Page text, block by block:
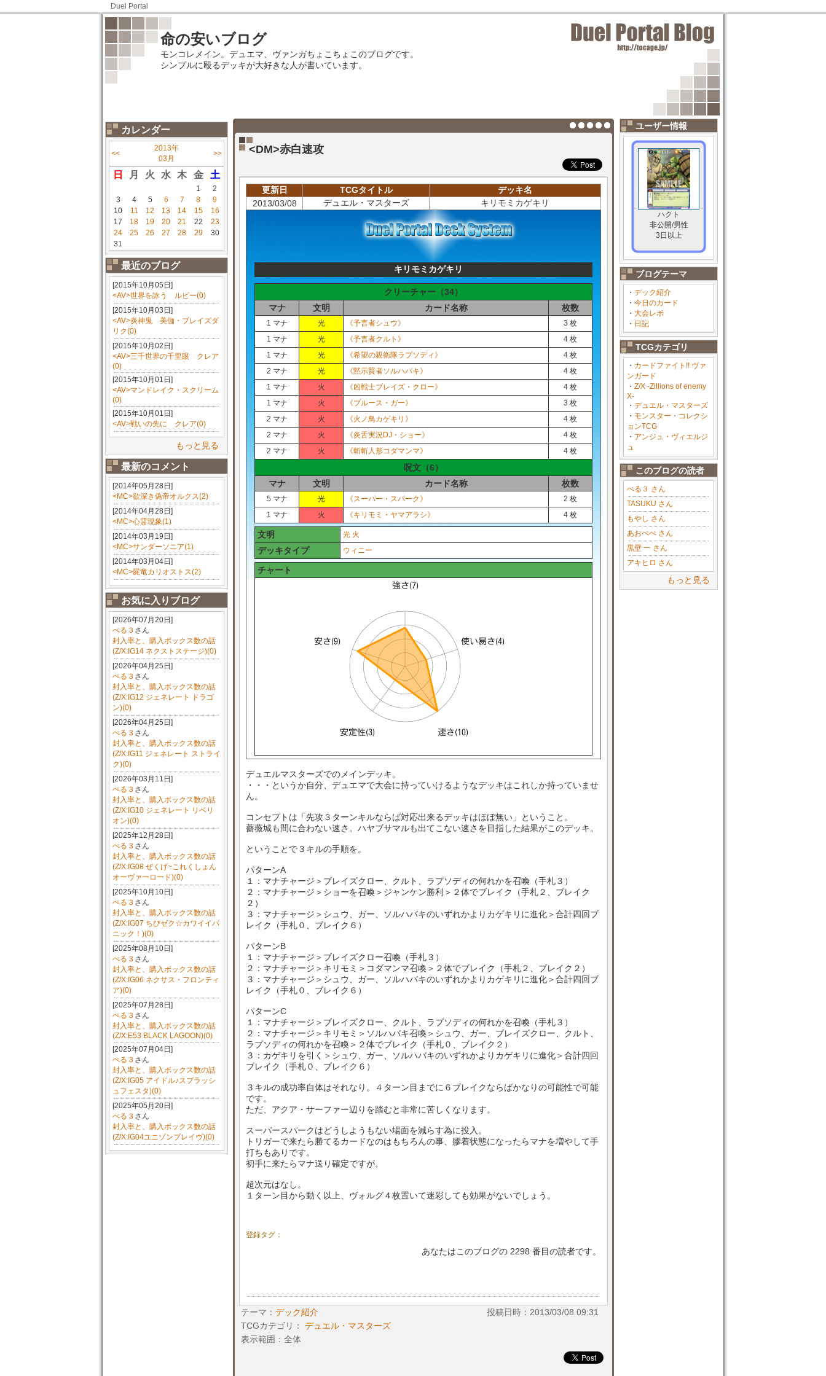
Duel Portal
命の安いブログ
モンコレメイン。デュエマ、ヴァンガちょこちょこのブログです。
シンプルに殴るデッキが大好きな人が書いています。
カレンダー
<<
2013年
03月
>>
日 月 火 水 木 金 土
1
2
3
4 5 6 7 8
9
10
11 12 13 14 15
16
17
18 19 20 21 22
23
24
25 26 27 28 29
30
31
最近のブログ
[2015年10月05日]
<AV>世界を詠う ルビー(0)
[2015年10月03日]
<AV>炎神鬼 美伽・ブレイズダ
リク(0)
[2015年10月02日]
<AV>三千世界の千里眼 クレア
(0)
[2015年10月01日]
<AV>マンドレイク・スクリーム
(0)
[2015年10月01日]
<AV>戦いの先に クレア(0)
もっと見る
最新のコメント
[2014年05月28日]
<MC>欲深き偽帝オルクス(2)
[2014年04月28日]
<MC>心霊現象(1)
[2014年03月19日]
<MC>サンダーソニア(1)
[2014年03月04日]
<MC>屍竜カリオストス(2)
お気に入りブログ
[2026年07月20日]
ぺる３ さん
封入率と、購入ボックス数の話
(Z/X:IG14 ネクストステージ)(0)
[2026年04月25日]
ぺる３ さん
封入率と、購入ボックス数の話
(Z/X:IG12 ジェネレート ドラゴ
ン)(0)
[2026年04月25日]
ぺる３ さん
封入率と、購入ボックス数の話
(Z/X:IG11 ジェネレート ストライ
ク)(0)
[2026年03月11日]
ぺる３ さん
封入率と、購入ボックス数の話
(Z/X:IG10 ジェネレート リベリ
オン)(0)
[2025年12月28日]
ぺる３ さん
封入率と、購入ボックス数の話
(Z/X:IG08 ぜくげ~これくしょん
オーヴァーロード)(0)
[2025年10月10日]
ぺる３ さん
封入率と、購入ボックス数の話
(Z/X:IG07 ちびゼク☆カワイイパ
ニック！)(0)
[2025年08月10日]
ぺる３ さん
封入率と、購入ボックス数の話
(Z/X:IG06 ネクサス・フロンティ
ア)(0)
[2025年07月28日]
ぺる３ さん
封入率と、購入ボックス数の話
(Z/X:E53 BLACK LAGOON)(0)
[2025年07月04日]
ぺる３ さん
封入率と、購入ボックス数の話
(Z/X:IG05 アイドル♪スプラッシ
ュフェスタ)(0)
[2025年05月20日]
ぺる３ さん
封入率と、購入ボックス数の話
(Z/X:IG04ユニゾンブレイヴ)(0)
ユーザー情報
ハクト
非公開/男性
3日以上
ブログテーマ
・ デック紹介
・ 今日のカード
・ 大会レポ
・ 日記
TCGカテゴリ
・ カードファイト!! ヴァ
ンガード
・ Z/X -Zillions of enemy
X-
・ デュエル・マスターズ
・ モンスター・コレクシ
ョンTCG
・ アンジュ・ヴィエルジ
ュ
このブログの読者
ぺる３ さん
TASUKU さん
もやし さん
あおぺぺ さん
黒壁 一 さん
アキヒロ さん
もっと見る
<DM>赤白速攻
更新日 TCGタイトル
デッキ名
2013/03/08
デュエル・マスターズ キリモミカゲキリ
キリモミカゲキリ
クリーチャー（34）
マナ
文明 カード名称 枚数
1 マナ 光 《予言者シュウ》
3 枚
1 マナ
光 《予言者クルト》
4 枚
1 マナ
光 《希望の親衛隊ラプソディ》
4 枚
2 マナ
光 《黙示賢者ソルハバキ》
4 枚
1 マナ
火 《凶戦士ブレイズ・クロー》
4 枚
1 マナ
火 《ブルース・ガー》
3 枚
2 マナ
火 《火ノ鳥カゲキリ》
4 枚
2 マナ
火 《炎舌実況DJ・ショー》
4 枚
2 マナ
火 《斬斬人形コダマンマ》 4 枚
呪文（6）
マナ
文明 カード名称 枚数
5 マナ 光 《スーパー・スパーク》
2 枚
1 マナ
火 《キリモミ・ヤマアラシ》 4 枚
文明 光 火
デッキタイプ ウィニー
チャート
デュエルマスターズでのメインデッキ。
・・・というか自分、デュエマで大会に持っていけるようなデッキはこれしか持っていませ
ん。
コンセプトは「先攻３ターンキルならば対応出来るデッキはほぼ無い」ということ。
薔薇城も間に合わない速さ。ハヤブサマルも出てこない速さを目指した結果がこのデッキ。
ということで３キルの手順を。
パターンA
１：マナチャージ＞ブレイズクロー、クルト、ラプソディの何れかを召喚（手札３）
２：マナチャージ＞ショーを召喚＞ジャンケン勝利＞２体でブレイク（手札２、ブレイク
２）
３：マナチャージ＞シュウ、ガー、ソルハバキのいずれかよりカゲキリに進化＞合計四回ブ
レイク（手札０、ブレイク６）
パターンB
１：マナチャージ＞ブレイズクロー召喚（手札３）
２：マナチャージ＞キリモミ＞コダマンマ召喚＞２体でブレイク（手札２、ブレイク２）
３：マナチャージ＞シュウ、ガー、ソルハバキのいずれかよりカゲキリに進化＞合計四回ブ
レイク（手札０、ブレイク６）
パターンC
１：マナチャージ＞ブレイズクロー、クルト、ラプソディの何れかを召喚（手札３）
２：マナチャージ＞キリモミ＞ソルハバキ召喚＞シュウ、ガー、ブレイズクロー、クルト、
ラプソディの何れかを召喚＞２体でブレイク（手札０、ブレイク２）
３：カゲキリを引く＞シュウ、ガー、ソルハバキのいずれかよりカゲキリに進化＞合計四回
ブレイク（手札０、ブレイク６）
３キルの成功率自体はそれなり。４ターン目までに６ブレイクならばかなりの可能性で可能
です。
ただ、アクア・サーファー辺りを踏むと非常に苦しくなります。
スーパースパークはどうしようもない場面を減らす為に投入。
トリガーで来たら勝てるカードなのはもちろんの事、膠着状態になったらマナを増やして手
打ちもありです。
初手に来たらマナ送り確定ですが。
超次元はなし。
１ターン目から動く以上、ヴォルグ４枚置いて迷彩しても効果がないでしょう。
登録タグ：
あなたはこのブログの 2298 番目の読者です。
テーマ： デック紹介
投稿日時：2013/03/08 09:31
TCGカテゴリ： デュエル・マスターズ
表示範囲：全体